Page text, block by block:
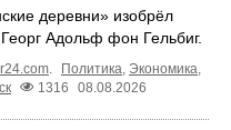
деревни» изобрёл
Адольф фон Гельбиг.
Политика Экономика
1316 08.08.2026